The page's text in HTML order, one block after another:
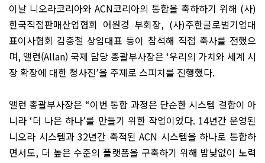
이날 니오라코리아와 ACN코리아의 통합을 축하하기 위해 (사)
한국직접판매산업협회 어원경 부회장, (사)주한글로벌기업대
표이사협회김종철 상임대표 등이 참석해 직접 축사를 전했으
며, 앨런(Allan) 국제 담당 총괄부사장은 ‘우리의 가치와 세계 시
장 확장에 대한 청사진’을 주제로 스피치를 진행했다.
앨런 총괄부사장은 “이번 통합 과정은 단순한 시스템 결합이 아
니라‘더 나은 하나’를 만들기 위한 작업이었다. 14년간 운영된
니오라 시스템과32년간 축적된ACN 시스템을 하나로 통합하
면서도, 더 높은 수준의 플랫폼을 구축하기 위해 밤낮없이 노력